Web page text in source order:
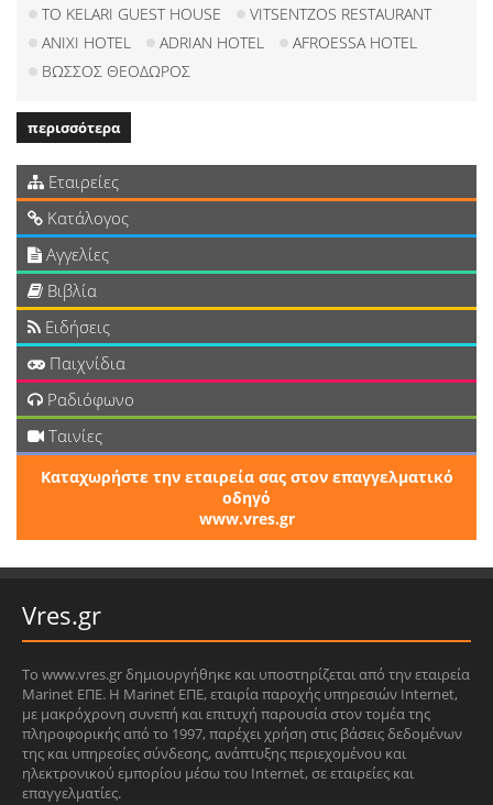
TO KELARI GUEST HOUSE
VITSENTZOS RESTAURANT
ANIXI HOTEL
ADRIAN HOTEL
AFROESSA HOTEL
ΒΩΣΣΟΣ ΘΕΟΔΩΡΟΣ
περισσότερα
Εταιρείες
Κατάλογος
Αγγελίες
Βιβλία
Ειδήσεις
Παιχνίδια
Ραδιόφωνο
Ταινίες
Καταχωρήστε την εταιρεία σας στον επαγγελματικό
οδηγό
www.vres.gr
Vres.gr
Το www.vres.gr δημιουργήθηκε και υποστηρίζεται από την εταιρεία
Marinet ΕΠΕ. Η Marinet ΕΠΕ, εταιρία παροχής υπηρεσιών Internet,
με μακρόχρονη συνεπή και επιτυχή παρουσία στον τομέα της
πληροφορικής από το 1997, παρέχει χρήση στις βάσεις δεδομένων
της και υπηρεσίες σύνδεσης, ανάπτυξης περιεχομένου και
ηλεκτρονικού εμπορίου μέσω του Internet, σε εταιρείες και
επαγγελματίες.